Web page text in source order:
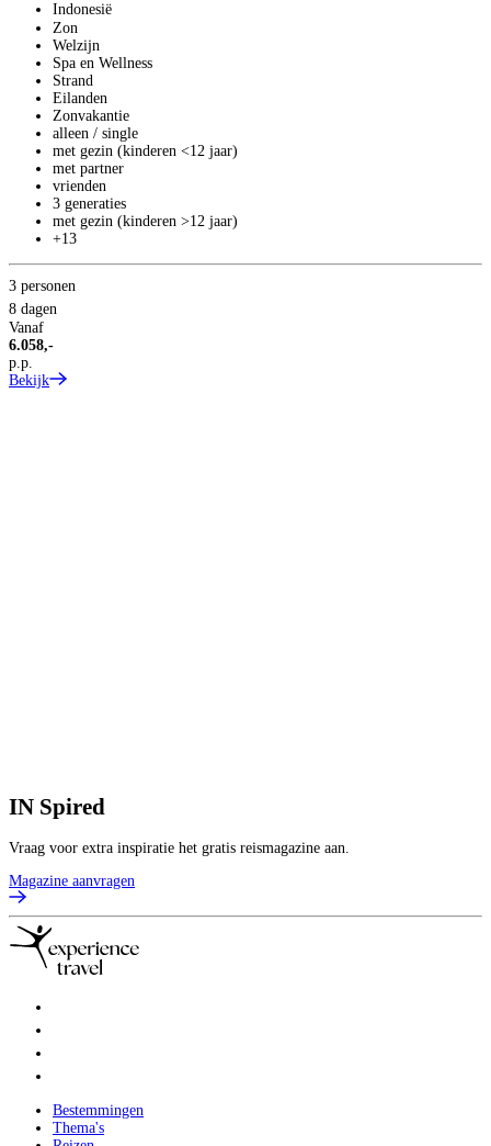
Indonesië
Zon
Welzijn
Spa en Wellness
Strand
Eilanden
Zonvakantie
alleen / single
met gezin (kinderen <12 jaar)
met partner
vrienden
3 generaties
met gezin (kinderen >12 jaar)
+13
3 personen
8 dagen
Vanaf
6.058,-
p.p.
Bekijk
IN Spired
Vraag voor extra inspiratie het gratis reismagazine aan.
Magazine aanvragen
Bestemmingen
Thema's